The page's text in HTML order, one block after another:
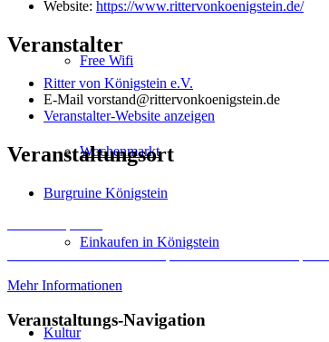
Free Wifi
Wochenmarkt
Einkaufen in Königstein
Kultur
Website: https://www.rittervonkoenigstein.de/
Veranstalter
Ritter von Königstein e.V.
E-Mail vorstand@rittervonkoenigstein.de
Veranstalter-Website anzeigen
Veranstaltungsort
Burgruine Königstein
Erforderlichen Service akzeptieren und Inhalte entsperren
Mehr Informationen
Veranstaltungs-Navigation